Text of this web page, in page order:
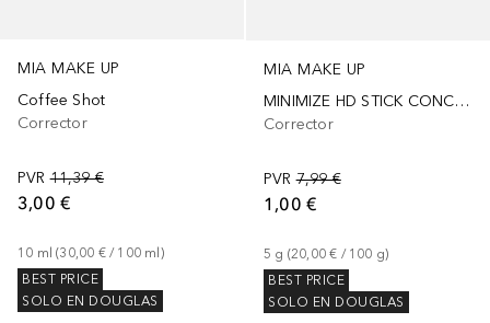
MIA MAKE UP
Coffee Shot
Corrector
PVR 11,39 €
3,00 €
10 ml (30,00 € / 100 ml )
BEST PRICE
SOLO EN DOUGLAS
MIA MAKE UP
MINIMIZE HD STICK CONCELEAR
Corrector
PVR 7,99 €
1,00 €
5 g (20,00 € / 100 g)
BEST PRICE
SOLO EN DOUGLAS